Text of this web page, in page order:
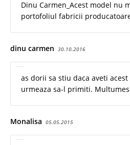
Dinu Carmen_Acest model nu
portofoliul fabricii
dinu carmen 30.10.2016
as dorii sa stiu daca aveti
urmeaza sa-l primiti.
Monalisa 05.05.2015